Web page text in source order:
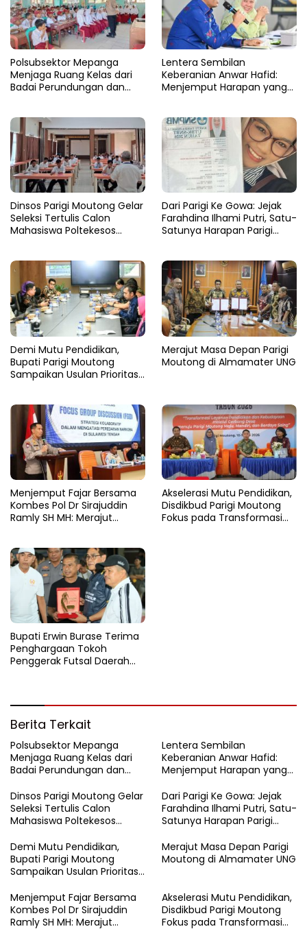
Polsubsektor Mepanga
Menjaga Ruang Kelas dari
Badai Perundungan dan
Lentera Sembilan
Keberanian Anwar Hafid:
Menjemput Harapan yang
Dinsos Parigi Moutong Gelar
Seleksi Tertulis Calon
Mahasiswa Poltekesos
Dari Parigi Ke Gowa: Jejak
Farahdina Ilhami Putri, Satu-
Satunya Harapan Parigi
Demi Mutu Pendidikan,
Bupati Parigi Moutong
Sampaikan Usulan Prioritas
Merajut Masa Depan Parigi
Moutong di Almamater UNG
​Menjemput Fajar Bersama
Kombes Pol Dr Sirajuddin
Ramly SH MH: Merajut
Akselerasi Mutu Pendidikan,
Disdikbud Parigi Moutong
Fokus pada Transformasi
Bupati Erwin Burase Terima
Penghargaan Tokoh
Penggerak Futsal Daerah
Berita Terkait
Polsubsektor Mepanga
Menjaga Ruang Kelas dari
Badai Perundungan dan
Lentera Sembilan
Keberanian Anwar Hafid:
Menjemput Harapan yang
Dinsos Parigi Moutong Gelar
Seleksi Tertulis Calon
Mahasiswa Poltekesos
Dari Parigi Ke Gowa: Jejak
Farahdina Ilhami Putri, Satu-
Satunya Harapan Parigi
Polbangtan KEMENTAN RI
Demi Mutu Pendidikan,
Bupati Parigi Moutong
Sampaikan Usulan Prioritas
Merajut Masa Depan Parigi
Moutong di Almamater UNG
​Menjemput Fajar Bersama
Kombes Pol Dr Sirajuddin
Ramly SH MH: Merajut
Akselerasi Mutu Pendidikan,
Disdikbud Parigi Moutong
Fokus pada Transformasi